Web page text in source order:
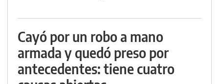
Cayó por un robo a mano
armada y quedó preso por
antecedentes: tiene cuatro